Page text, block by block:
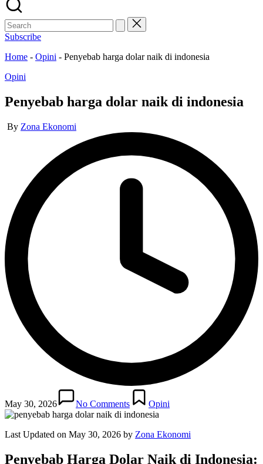
Search
for:
Subscribe
Home - Opini - Penyebab harga dolar naik di indonesia
Posted
Opini
Penyebab harga dolar naik di indonesia
Posted
By Zona Ekonomi
May 30, 2026 No Comments
Posted
in
Opini
Last Updated on May 30, 2026 by Zona Ekonomi
Penyebab Harga Dolar Naik di Indonesia: